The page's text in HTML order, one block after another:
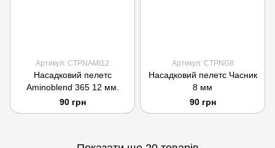
Артикул: CTPNAMI12
Насадковий пелетс
Аminoblend 365 12 мм.
90 грн
Артикул: CTPNG8
Насадковий пелетс Часник
8 мм
90 грн